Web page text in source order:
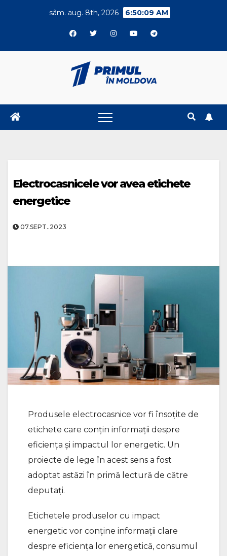
sâm. aug. 8th, 2026 6:50:09 AM
Electrocasnicele vor avea etichete
energetice
07.SEPT..2023
Produsele electrocasnice vor fi însoțite de
etichete care conțin informații despre
eficiența și impactul lor energetic. Un
proiecte de lege în acest sens a fost
adoptat astăzi în primă lectură de către
deputați.
Etichetele produselor cu impact
energetic vor conține informații clare
despre eficiența lor energetică, consumul